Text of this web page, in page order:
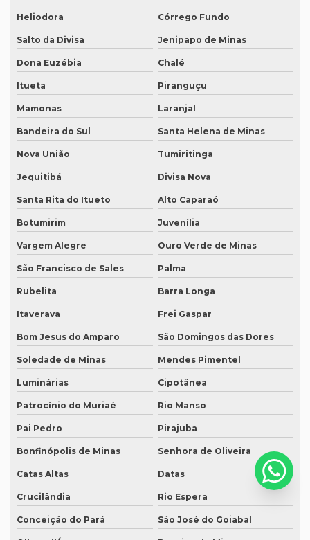
Serviço de tradução de artigos cientificos
Serviço de tradução de áudio
Serviço de tradução campinas
Serviço de tradução certificada
Serviço de tradução de curriculum profissional
Serviço de tradução de documentos
Serviço de tradução para espanhol
Serviço de tradução para eventos
Serviço tradução inglês
Serviço de tradução juramentada
Serviço de tradução jurídica
Serviço de tradução literária
Serviço de tradução de livros
Serviço de tradução online
Serviço de tradução em porto alegre
Serviço de tradução de português para inglês
Serviço de tradução preço
Serviço de tradução profissional
Heliodora Córrego Fundo
Salto da Divisa Jenipapo de Minas
Dona Euzébia Chalé
Itueta Piranguçu
Mamonas Laranjal
Bandeira do Sul Santa Helena de Minas
Nova União Tumiritinga
Jequitibá Divisa Nova
Santa Rita do Itueto Alto Caparaó
Botumirim Juvenília
Vargem Alegre Ouro Verde de Minas
São Francisco de Sales Palma
Rubelita Barra Longa
Itaverava Frei Gaspar
Bom Jesus do Amparo São Domingos das Dores
Soledade de Minas Mendes Pimentel
Luminárias Cipotânea
Patrocínio do Muriaé Rio Manso
Pai Pedro Pirajuba
Bonfinópolis de Minas Senhora de Oliveira
Catas Altas Datas
Crucilândia Rio Espera
Conceição do Pará São José do Goiabal